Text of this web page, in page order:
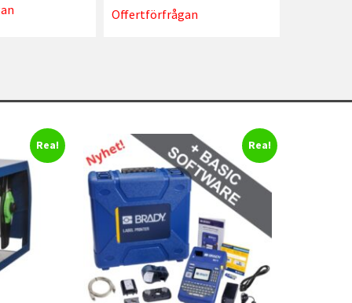
Offertförfrågan
Rea! Rea!